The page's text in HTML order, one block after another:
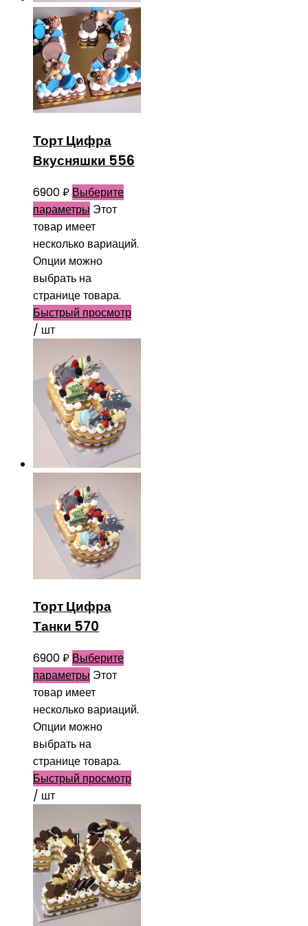
Торт Цифра
Вкусняшки 556
6900₽ Выберите
параметры Этот
товар имеет
несколько вариаций.
Опции можно
выбрать на
странице товара.
Быстрый просмотр
/ шт
Торт Цифра
Танки 570
6900₽ Выберите
параметры Этот
товар имеет
несколько вариаций.
Опции можно
выбрать на
странице товара.
Быстрый просмотр
/ шт